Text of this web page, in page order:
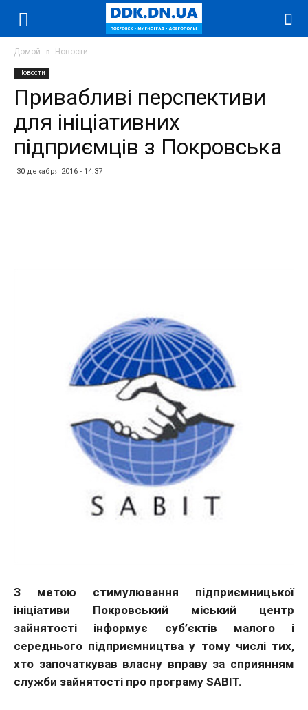
Домой Новости
Новости
Привабливі перспективи
для ініціативних
підприємців з Покровська
30 декабря 2016 - 14:37
З метою стимулювання підприємницької
ініціативи Покровський міський центр
зайнятості інформує суб’єктів малого і
середнього підприємництва у тому числі тих,
хто започаткував власну вправу за сприянням
служби зайнятості про програму SABIT.